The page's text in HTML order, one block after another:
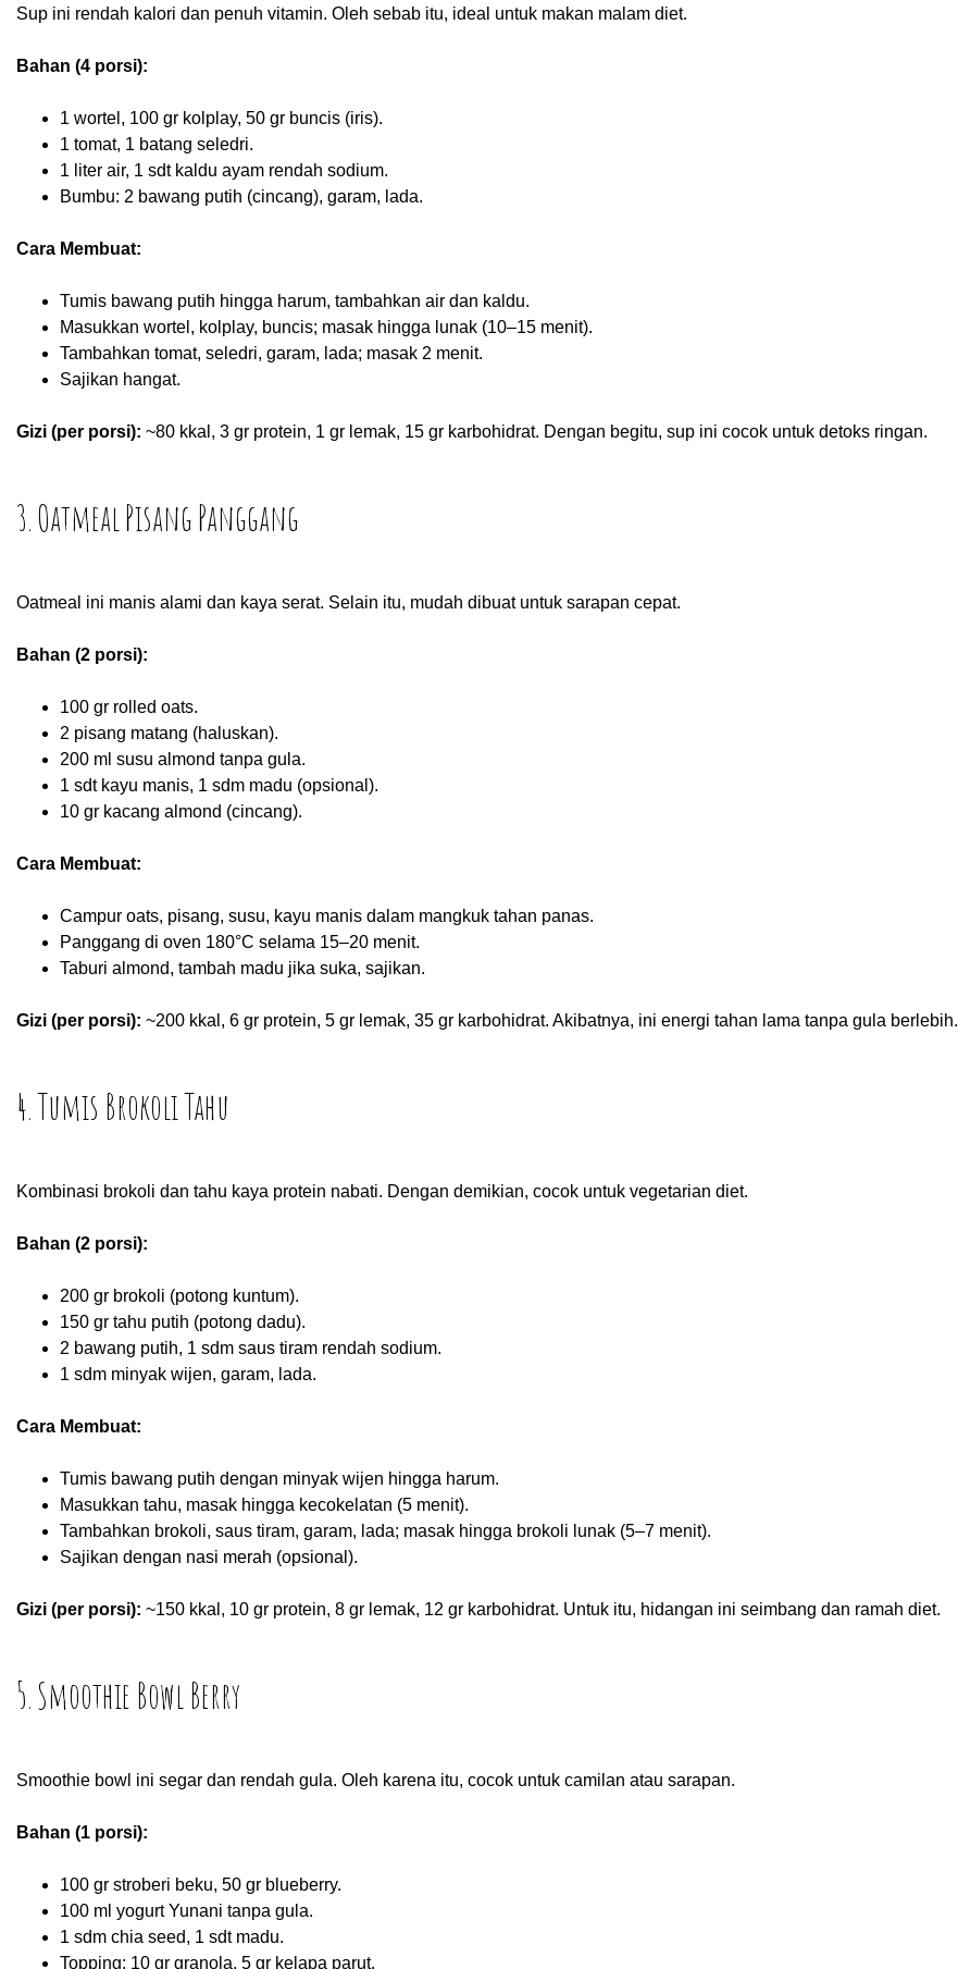
Sup ini rendah kalori dan penuh vitamin. Oleh sebab itu, ideal untuk makan malam diet.
Bahan (4 porsi):
1 wortel, 100 gr kolplay, 50 gr buncis (iris).
1 tomat, 1 batang seledri.
1 liter air, 1 sdt kaldu ayam rendah sodium.
Bumbu: 2 bawang putih (cincang), garam, lada.
Cara Membuat:
Tumis bawang putih hingga harum, tambahkan air dan kaldu.
Masukkan wortel, kolplay, buncis; masak hingga lunak (10–15 menit).
Tambahkan tomat, seledri, garam, lada; masak 2 menit.
Sajikan hangat.
Gizi (per porsi): ~80 kkal, 3 gr protein, 1 gr lemak, 15 gr karbohidrat. Dengan begitu, sup ini cocok untuk detoks ringan.
3. Oatmeal Pisang Panggang
Oatmeal ini manis alami dan kaya serat. Selain itu, mudah dibuat untuk sarapan cepat.
Bahan (2 porsi):
100 gr rolled oats.
2 pisang matang (haluskan).
200 ml susu almond tanpa gula.
1 sdt kayu manis, 1 sdm madu (opsional).
10 gr kacang almond (cincang).
Cara Membuat:
Campur oats, pisang, susu, kayu manis dalam mangkuk tahan panas.
Panggang di oven 180°C selama 15–20 menit.
Taburi almond, tambah madu jika suka, sajikan.
Gizi (per porsi): ~200 kkal, 6 gr protein, 5 gr lemak, 35 gr karbohidrat. Akibatnya, ini energi tahan lama tanpa gula berlebih.
4. Tumis Brokoli Tahu
Kombinasi brokoli dan tahu kaya protein nabati. Dengan demikian, cocok untuk vegetarian diet.
Bahan (2 porsi):
200 gr brokoli (potong kuntum).
150 gr tahu putih (potong dadu).
2 bawang putih, 1 sdm saus tiram rendah sodium.
1 sdm minyak wijen, garam, lada.
Cara Membuat:
Tumis bawang putih dengan minyak wijen hingga harum.
Masukkan tahu, masak hingga kecokelatan (5 menit).
Tambahkan brokoli, saus tiram, garam, lada; masak hingga brokoli lunak (5–7 menit).
Sajikan dengan nasi merah (opsional).
Gizi (per porsi): ~150 kkal, 10 gr protein, 8 gr lemak, 12 gr karbohidrat. Untuk itu, hidangan ini seimbang dan ramah diet.
5. Smoothie Bowl Berry
Smoothie bowl ini segar dan rendah gula. Oleh karena itu, cocok untuk camilan atau sarapan.
Bahan (1 porsi):
100 gr stroberi beku, 50 gr blueberry.
100 ml yogurt Yunani tanpa gula.
1 sdm chia seed, 1 sdt madu.
Topping: 10 gr granola, 5 gr kelapa parut.